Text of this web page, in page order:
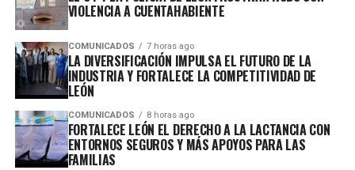
VIOLENCIA A CUENTAHABIENTE
COMUNICADOS 7 horas ago
LA DIVERSIFICACIÓN IMPULSA EL FUTURO DE LA
INDUSTRIA Y FORTALECE LA COMPETITIVIDAD DE
LEÓN
COMUNICADOS 8 horas ago
FORTALECE LEÓN EL DERECHO A LA LACTANCIA CON
ENTORNOS SEGUROS Y MÁS APOYOS PARA LAS
FAMILIAS